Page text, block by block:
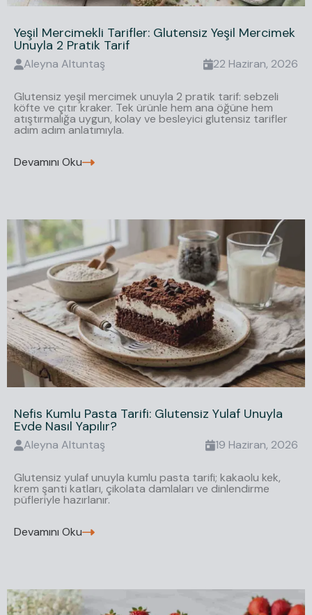
Yeşil Mercimekli Tarifler: Glutensiz Yeşil Mercimek
Unuyla 2 Pratik Tarif
Aleyna Altuntaş 22 Haziran, 2026
Glutensiz yeşil mercimek unuyla 2 pratik tarif: sebzeli
köfte ve çıtır kraker. Tek ürünle hem ana öğüne hem
atıştırmalığa uygun, kolay ve besleyici glutensiz tarifler
adım adım anlatımıyla.
Devamını Oku
Nefis Kumlu Pasta Tarifi: Glutensiz Yulaf Unuyla
Evde Nasıl Yapılır?
Aleyna Altuntaş 19 Haziran, 2026
Glutensiz yulaf unuyla kumlu pasta tarifi; kakaolu kek,
krem şanti katları, çikolata damlaları ve dinlendirme
püfleriyle hazırlanır.
Devamını Oku